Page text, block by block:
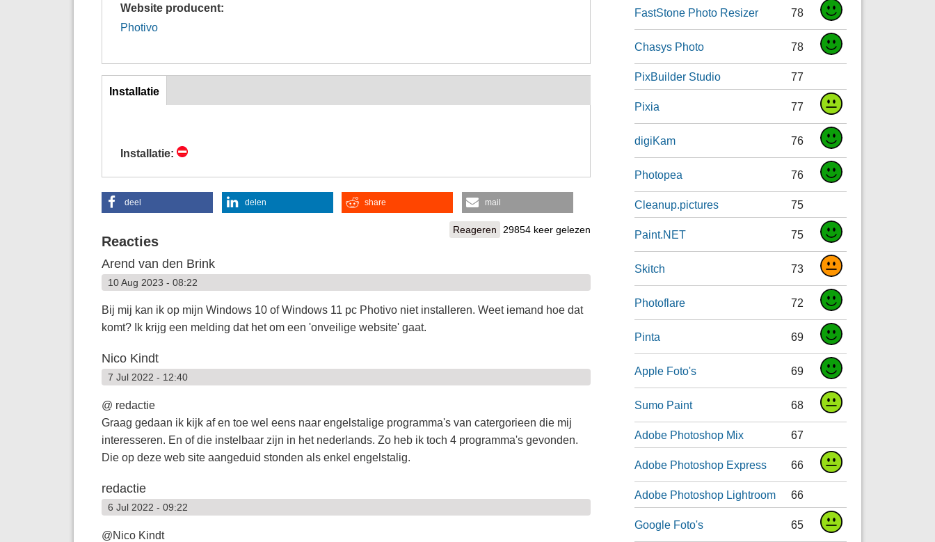
Website producent:
Photivo
inst
Installatie
Installatie:
deel delen share mail
Reageren 29854 keer gelezen
Reacties
Arend van den Brink
10 Aug 2023 - 08:22
Bij mij kan ik op mijn Windows 10 of Windows 11 pc Photivo niet installeren. Weet iemand hoe dat
komt? Ik krijg een melding dat het om een 'onveilige website' gaat.
Nico Kindt
7 Jul 2022 - 12:40
@ redactie
Graag gedaan ik kijk af en toe wel eens naar engelstalige programma's van catergorieen die mij
interesseren. En of die instelbaar zijn in het nederlands. Zo heb ik toch 4 programma's gevonden.
Die op deze web site aangeduid stonden als enkel engelstalig.
redactie
6 Jul 2022 - 09:22
@Nico Kindt
FastStone Photo Resizer 78
Chasys Photo 78
PixBuilder Studio 77
Pixia 77
digiKam 76
Photopea 76
Cleanup.pictures 75
Paint.NET 75
Skitch 73
Photoflare 72
Pinta 69
Apple Foto's 69
Sumo Paint 68
Adobe Photoshop Mix 67
Adobe Photoshop Express 66
Adobe Photoshop Lightroom 66
Google Foto's 65